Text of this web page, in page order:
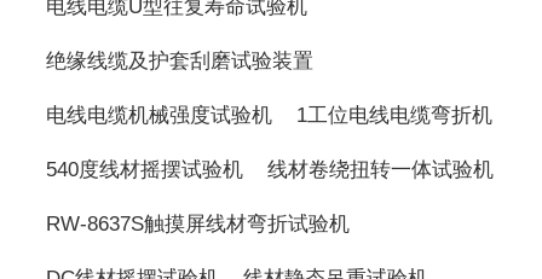
电线电缆U型往复寿命试验机
绝缘线缆及护套刮磨试验装置
电线电缆机械强度试验机 1工位电线电缆弯折机
540度线材摇摆试验机 线材卷绕扭转一体试验机
RW-8637S触摸屏线材弯折试验机